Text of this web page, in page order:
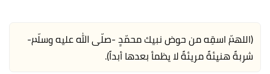
(اللهمّ اسقِه من حوض نبيك محمّدٍ -صلّى الله عليه وسلّم-
شربةً هنيئةً مريئةً لا يظمأ بعدها أبداً).